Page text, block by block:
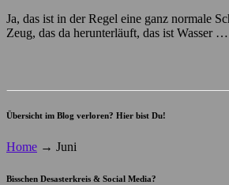
Ja, das ist in der Regel eine ganz normale
Zeug, das da herunterläuft, das ist Wasser …
Übersicht im Blog verloren? Hier bist Du!
Home → Juni
Bisschen Desasterkreis & Social Media?